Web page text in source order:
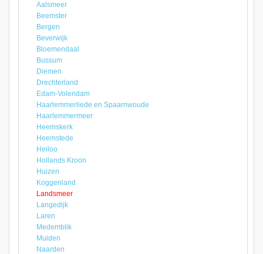
Aalsmeer
Beemster
Bergen
Beverwijk
Bloemendaal
Bussum
Diemen
Drechterland
Edam-Volendam
Haarlemmerliede en Spaarnwoude
Haarlemmermeer
Heemskerk
Heemstede
Heiloo
Hollands Kroon
Huizen
Koggenland
Landsmeer
Langedijk
Laren
Medemblik
Muiden
Naarden